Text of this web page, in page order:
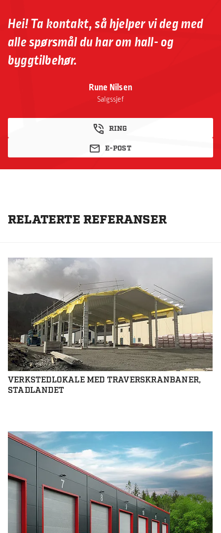
Rune Nilsen
Salgssjef
RING
E-POST
Hei! Ta kontakt, så hjelper vi deg med
alle spørsmål du har om hall- og
byggtilbehør.
RELATERTE REFERANSER
VERKSTEDLOKALE MED TRAVERSKRANBANER,
STADLANDET